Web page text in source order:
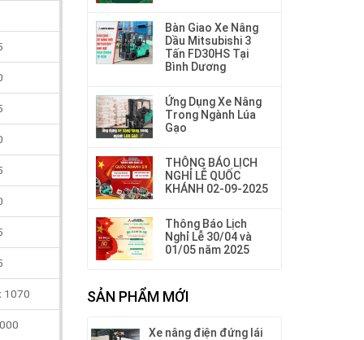
Bàn Giao Xe Nâng
Dầu Mitsubishi 3
Tấn FD30HS Tại
Bình Dương
Ứng Dụng Xe Nâng
Trong Ngành Lúa
Gạo
THÔNG BÁO LỊCH
NGHỈ LỄ QUỐC
KHÁNH 02-09-2025
Thông Báo Lịch
Nghỉ Lễ 30/04 và
01/05 năm 2025
SẢN PHẨM MỚI
Xe nâng điện đứng lái
1070